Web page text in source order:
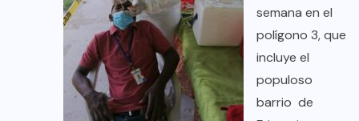
semana en el
polígono 3, que
incluye el
populoso
barrio de